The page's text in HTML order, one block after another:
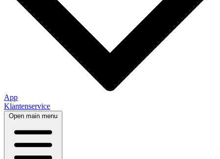
App
Klantenservice
Open main menu